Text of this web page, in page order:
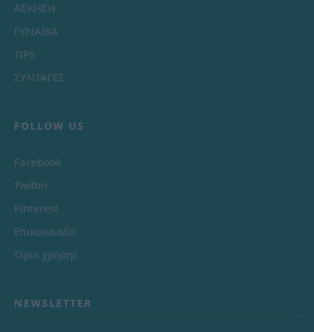
ΑΣΚΗΣΗ
ΓΥΝΑΙΚΑ
TIPS
ΣΥΝΤΑΓΕΣ
FOLLOW US
Facebook
Twitter
Pinterest
Επικοινωνία
Όροι χρήσης
NEWSLETTER